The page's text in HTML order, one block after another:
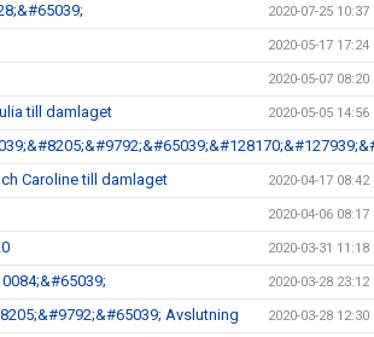
2020-07-25 10:37
2020-05-17 17:24
2020-05-07 08:20
till damlaget 2020-05-05 14:56
Caroline till damlaget
2020-04-17 08:42
2020-04-06 08:17
2020-03-31 11:18
2020-03-28 23:12
Avslutning 2020-03-28 12:30